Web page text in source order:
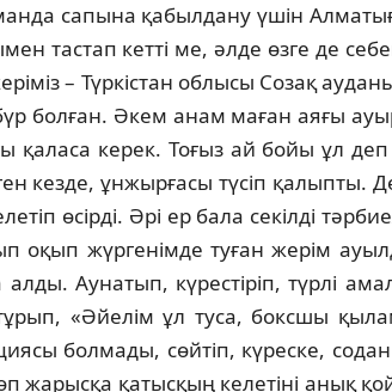
са­пына қабылдану үшін
тастап кетті ме, әлде өзге де
– Түркістан облысы Созақ
болған. Әкем анам маған аяғы
қаласа керек. Тоғыз ай бойы ұл
кезде, ұнжырғасы тү­сіп қалыпты.
өсірді. Әрі ер бала секілді
оқып жүрге­нім­­де туған жерім
Ауна­тып, күрестіріп, түрлі
«Әйе­лім ұл туса, боксшы
бол­мады, сөйтіп, күреске,
жарысқа қатысқың келетіні анық